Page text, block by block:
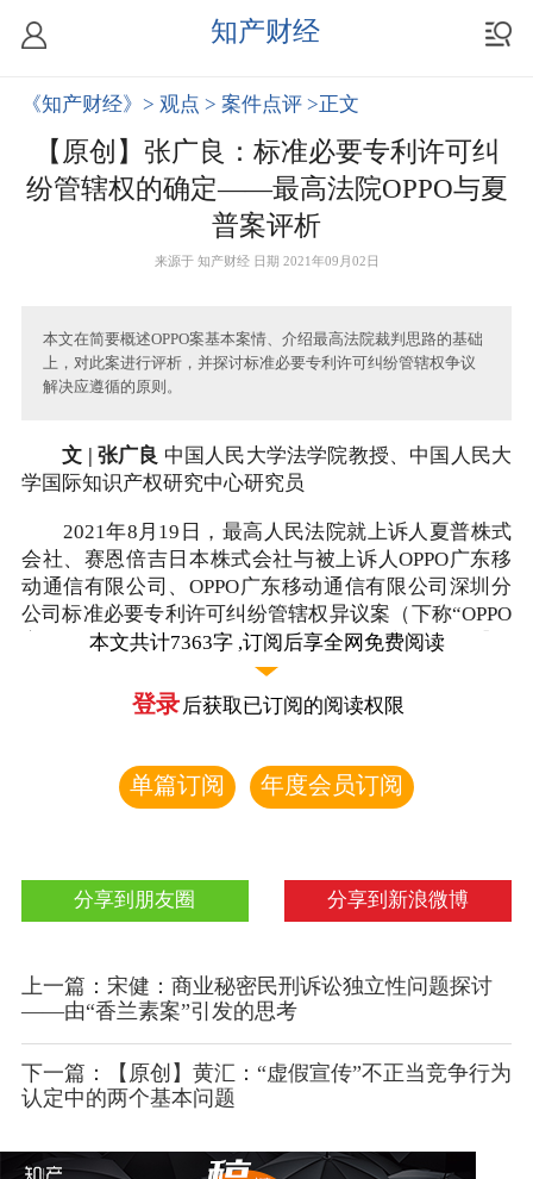
知产财经
《知产财经》 > 观点 > 案件点评 >正文
【原创】张广良：标准必要专利许可纠
纷管辖权的确定——最高法院OPPO与夏
普案评析
来源于 知产财经 日期 2021年09月02日
本文在简要概述OPPO案基本案情、介绍最高法院裁判思路的基础
上，对此案进行评析，并探讨标准必要专利许可纠纷管辖权争议
解决应遵循的原则。
文 | 张广良 中国人民大学法学院教授、中国人民大
学国际知识产权研究中心研究员
2021年8月19日，最高人民法院就上诉人夏普株式
会社、赛恩倍吉日本株式会社与被上诉人OPPO广东移
动通信有限公司、OPPO广东移动通信有限公司深圳分
公司标准必要专利许可纠纷管辖权异议案（下称“OPPO
案”），作出驳回上诉、维持原裁定的终审裁决。【
关链接：最高院在OPPO夏普案终裁明确中国具有SEP全
球费率管辖权（附裁定）】此裁决解决了中国法院对标
必要专利全球许可纠纷管辖权争议的解决提供了新思
路。本文在简要概述OPPO案基本案情、介绍最高法院
一、OPPO案基本案情
基本情况
网服务提供商。夏普是一家日本电器及电子公司，赛恩
倍吉为夏普的全资子公司，负责夏普所有标准必要专利
基于标准必要专利许可磋商目的，夏普、赛恩倍吉
本文共计7363字 ,订阅后享全网免费阅读
登录 后获取已订阅的阅读权限
单篇订阅 年度会员订阅
分享到新浪微博
分享到朋友圈
上一篇：宋健：商业秘密民刑诉讼独立性问题探讨
——由“香兰素案”引发的思考
下一篇：【原创】黄汇：“虚假宣传”不正当竞争行为
认定中的两个基本问题